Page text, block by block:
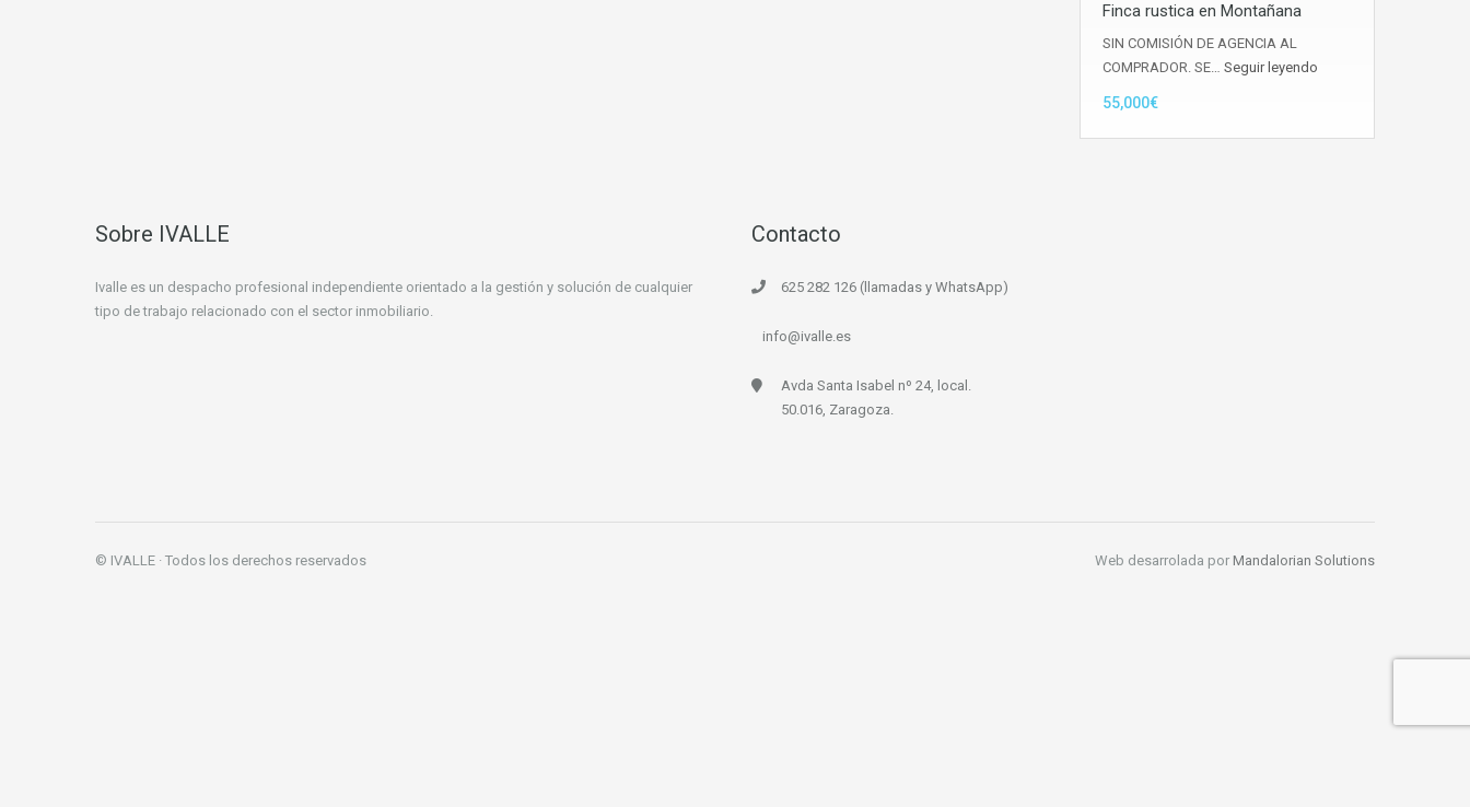
Finca rustica en Montañana
SIN COMISIÓN DE AGENCIA AL
COMPRADOR. SE… Seguir leyendo
55,000€
Sobre IVALLE
Ivalle es un despacho profesional independiente orientado a la gestión y solución de cualquier
tipo de trabajo relacionado con el sector inmobiliario.
Contacto
625 282 126 (llamadas y WhatsApp)
info@ivalle.es
Avda Santa Isabel nº 24, local.
50.016, Zaragoza.
© IVALLE · Todos los derechos reservados Web desarrolada por Mandalorian Solutions